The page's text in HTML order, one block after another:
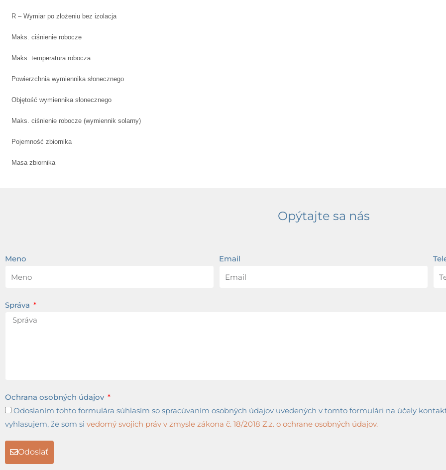
R – Wymiar po złożeniu bez izolacja
Maks. ciśnienie robocze
Maks. temperatura robocza
Powierzchnia wymiennika słonecznego
Objętość wymiennika słonecznego
Maks. ciśnienie robocze (wymiennik solarny)
Pojemność zbiornika
Masa zbiornika
Opýtajte sa nás
Meno Email
Správa
Ochrana osobných údajov
Odoslaním tohto formulára súhlasím so spracúvaním osobných údajov uvedených v tomto formulári na účely
vyhlasujem, že som si vedomý svojich práv v zmysle zákona č. 18/2018 Z.z. o ochrane osobných údajov.
Odoslať